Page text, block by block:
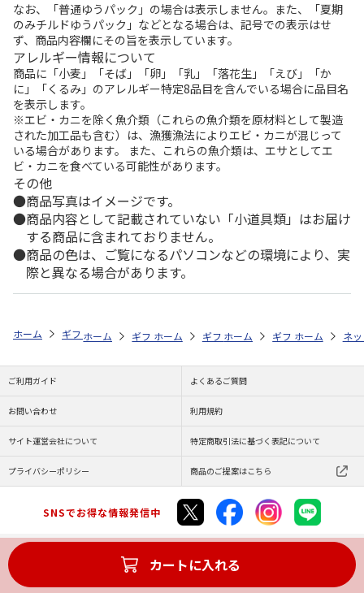
なお、「普通ゆうパック」の場合は表示しません。また、「夏期
のみチルドゆうパック」などとなる場合は、記号での表示はせ
ず、商品内容欄にその旨を表示しています。
アレルギー情報について
商品に「小麦」「そば」「卵」「乳」「落花生」「えび」「か
に」「くるみ」のアレルギー特定8品目を含んでいる場合に品目名
を表示します。
※エビ・カニを除く魚介類（これらの魚介類を原材料として製造
された加工品も含む）は、漁獲漁法によりエビ・カニが混じって
いる場合があります。 また、これらの魚介類は、エサとしてエ
ビ・カニを食べている可能性があります。
その他
商品写真はイメージです。
商品内容として記載されていない「小道具類」はお届け
する商品に含まれておりません。
商品の色は、ご覧になるパソコンなどの環境により、実
際と異なる場合があります。
カートに入れる
ホーム ギフト通販 内祝い・お返し 結婚内祝い 選べる体験ギフ
ホーム ギフト通販 内祝い・お返し 結婚内祝い
ホーム ギフト通販 内祝い・お返し
ホーム ギフト通販 内
ホーム ネ
ご利用ガイド よくあるご質問
お問い合わせ 利用規約
サイト運営会社について 特定商取引法に基づく表記について
プライバシーポリシー 商品のご提案はこちら
SNSでお得な情報発信中
Copyright (C) JAPAN POST Co.,Ltd. All Rights Reserved.